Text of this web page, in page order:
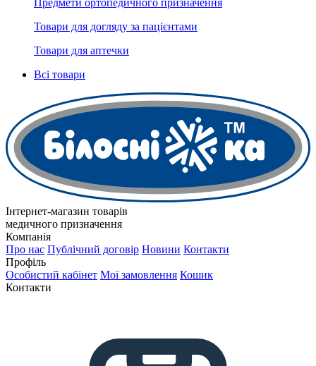
Товари для догляду за пацієнтами
Товари для аптечки
Всі товари
Інтернет-магазин товарів
медичного призначення
Компанія
Про нас Публічний договір Новини Контакти
Профіль
Особистий кабінет Мої замовлення Кошик
Контакти